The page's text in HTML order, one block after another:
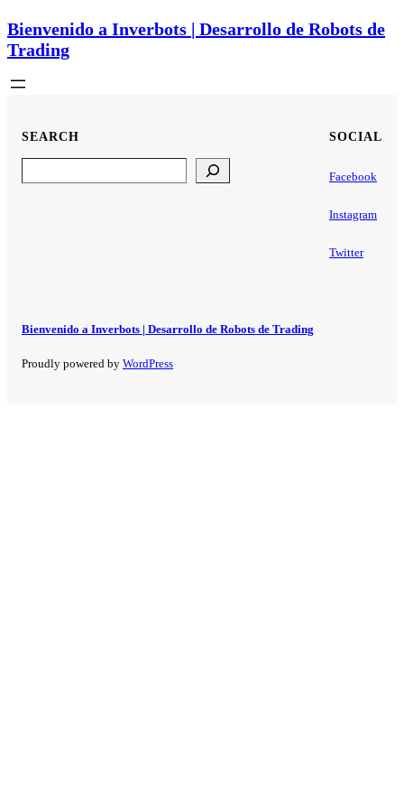
Bienvenido a Inverbots | Desarrollo de Robots de
Trading
SEARCH SOCIAL
Facebook
Instagram
Twitter
Bienvenido a Inverbots | Desarrollo de Robots de Trading
Proudly powered by WordPress